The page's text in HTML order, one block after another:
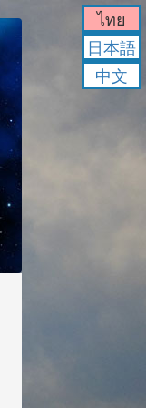
ไทย
日本語
中文